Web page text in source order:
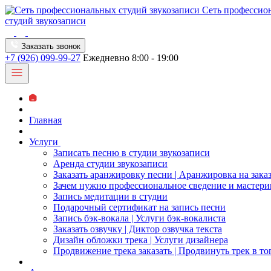
Сеть
студий звукозаписи
Заказать звонок
+7 (926) 099-99-27 Ежедневно 8:00 - 19:00
Главная
Услуги
Записать песню в студии звукозаписи
Аренда студии звукозаписи
Заказать аранжировку песни | Аранжировка на заказ
Зачем нужно профессиональное сведение и
Запись медитации в студии
Подарочный сертификат на запись песни
Запись бэк-вокала | Услуги бэк-вокалиста
Заказать озвучку | Диктор озвучка текста
Дизайн обложки трека | Услуги дизайнера
Продвижение трека заказать | Продвинуть трек в